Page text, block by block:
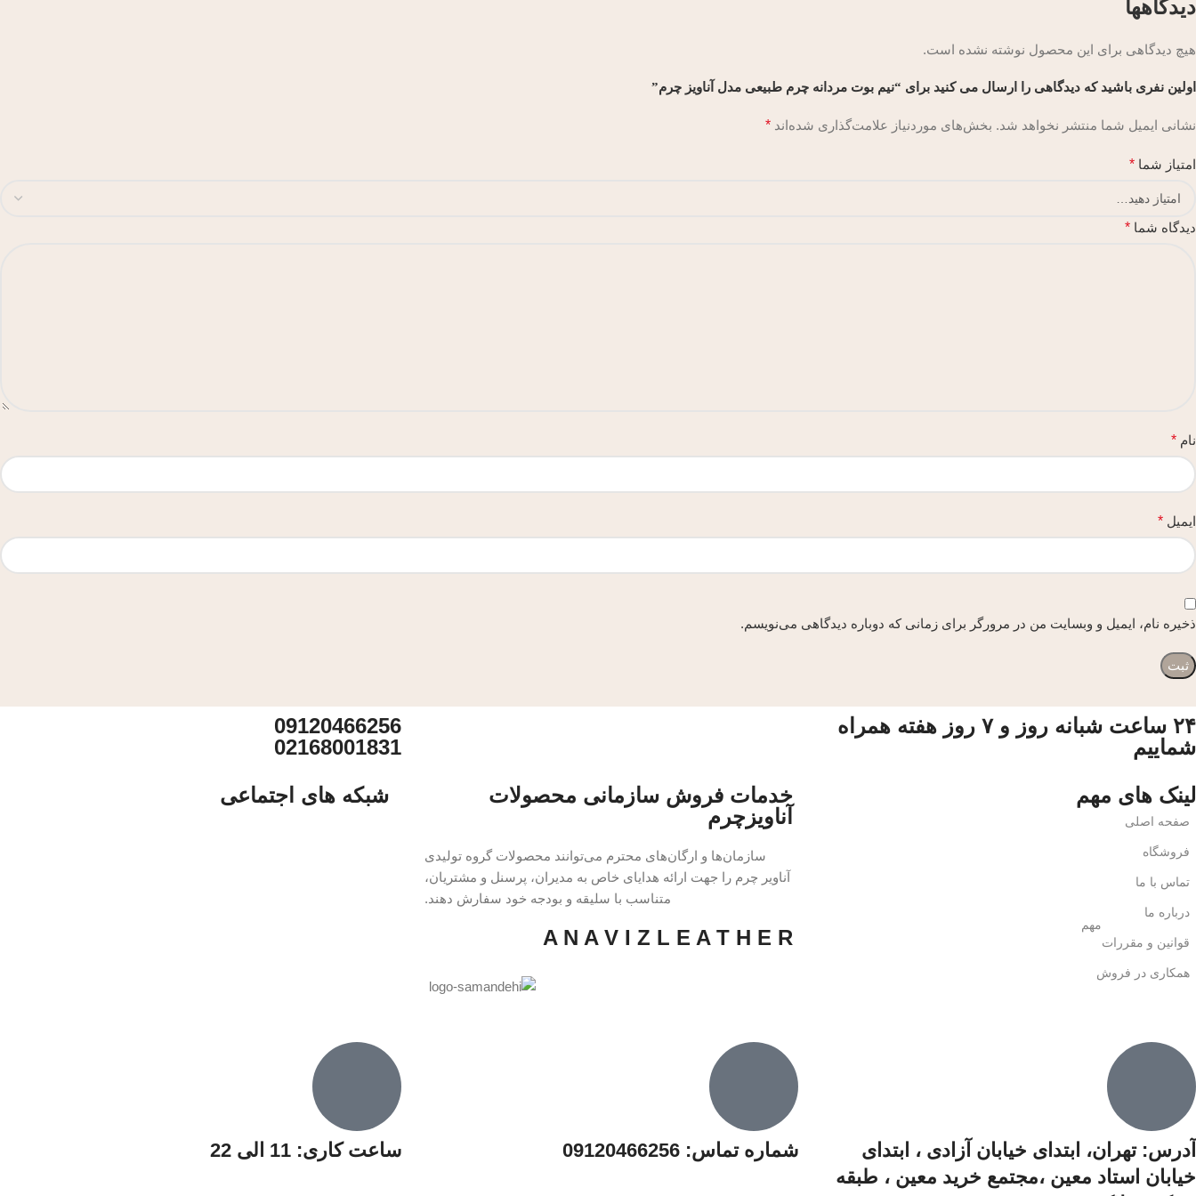
دیدگاهها
هیچ دیدگاهی برای این محصول نوشته نشده است.
اولین نفری باشید که دیدگاهی را ارسال می کنید برای “نیم بوت مردانه چرم طبیعی مدل آناویز چرم”
نشانی ایمیل شما منتشر نخواهد شد. بخش‌های موردنیاز علامت‌گذاری شده‌اند *
امتیاز شما *
دیدگاه شما *
نام *
ایمیل *
ذخیره نام، ایمیل و وبسایت من در مرورگر برای زمانی که دوباره دیدگاهی می‌نویسم.
۲۴ ساعت شبانه روز و ۷ روز هفته همراه
شماییم
09120466256
02168001831
لینک های مهم
صفحه اصلی
فروشگاه
تماس با ما
درباره ما
قوانین و مقررات
مهم
همکاری در فروش
خدمات فروش سازمانی محصولات
آناویزچرم
سازمان‌ها و ارگان‌های محترم می‌توانند محصولات گروه تولیدی
آناویر چرم را جهت ارائه هدایای خاص به مدیران، پرسنل و مشتریان،
متناسب با سلیقه و بودجه خود سفارش دهند.
A N A V I Z L E A T H E R
شبکه های اجتماعی
آدرس: تهران، ابتدای خیابان آزادی ،‌ ابتدای
خیابان استاد معین ،مجتمع خرید معین ،‌ طبقه
شماره تماس: 09120466256 ساعت کاری: 11 الی 22